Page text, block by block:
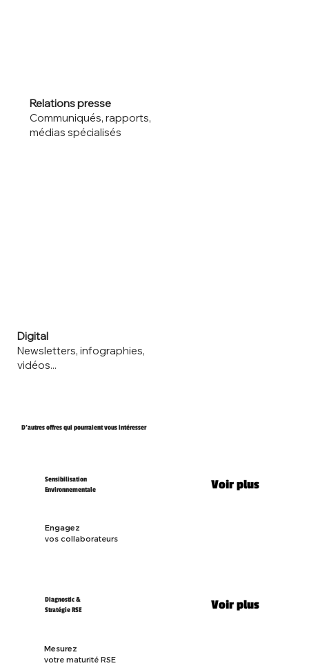
Digital
Newsletters, infographies,
vidéos...
Relations presse
Communiqués, rapports,
médias spécialisés
D'autres offres qui pourraient vous intéresser
Sensibilisation
Environnementale
Engagez
vos collaborateurs
Voir plus
Diagnostic &
Stratégie RSE
Mesurez
votre maturité RSE
Voir plus